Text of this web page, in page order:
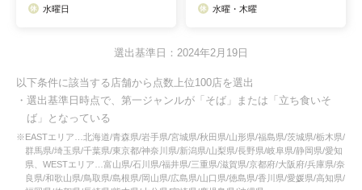
水曜日
水曜・木曜
選出基準日：2024年2月19日
以下条件に該当する店舗から点数上位100店を選出
・選出基準日時点で、第一ジャンルが「そば」または「立ち食いそ
ば」となっている
※EASTエリア…北海道/青森県/岩手県/宮城県/秋田県/山形県/福島県/茨城県/栃木県/
群馬県/埼玉県/千葉県/東京都/神奈川県/新潟県/山梨県/長野県/岐阜県/静岡県/愛知
県、WESTエリア…富山県/石川県/福井県/三重県/滋賀県/京都府/大阪府/兵庫県/奈
良県/和歌山県/鳥取県/島根県/岡山県/広島県/山口県/徳島県/香川県/愛媛県/高知県/